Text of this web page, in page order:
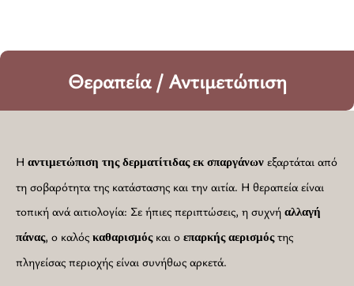
Η αντιμετώπιση της δερματίτιδας εκ σπαργάνων εξαρτάται από
τη σοβαρότητα της κατάστασης και την αιτία. Η θεραπεία είναι
τοπική ανά αιτιολογία: Σε ήπιες περιπτώσεις, η συχνή αλλαγή
πάνας, ο καλός καθαρισμόςκαι ο επαρκής αερισμόςτης
πληγείσας περιοχής είναι συνήθως αρκετά.
Θεραπεία / Αντιμετώπιση